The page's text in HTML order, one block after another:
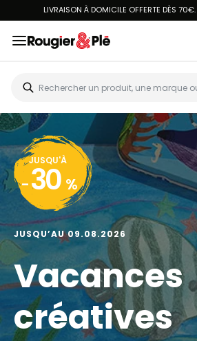
LIVRAISON À DOMICILE OFFERTE DÈS 70€.
JUSQU'À
- 30 %
JUSQU’AU 09.08.2026
Vacances
créatives